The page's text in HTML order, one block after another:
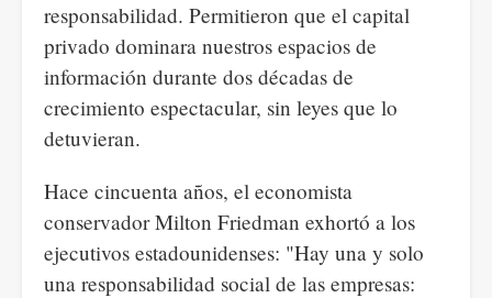
responsabilidad. Permitieron que el capital
privado dominara nuestros espacios de
información durante dos décadas de
crecimiento espectacular, sin leyes que lo
detuvieran.
Hace cincuenta años, el economista
conservador Milton Friedman exhortó a los
ejecutivos estadounidenses: "Hay una y solo
una responsabilidad social de las empresas: